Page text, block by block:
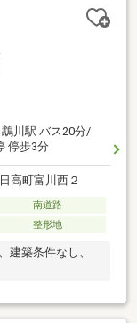
て利用されてお
への地目変更が必
鵡川駅 バス20分/
停歩3分
高町富川西２
南道路
整形地
建築条件なし、